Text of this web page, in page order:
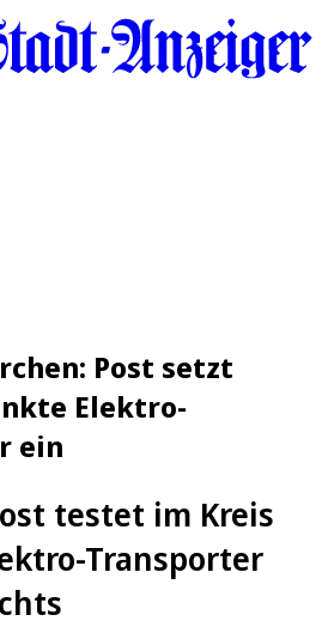
Post setzt
Elektro-
ein
testet im Kreis
Transporter